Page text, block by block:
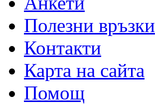
Полезни връзки
Контакти
Карта на сайта
Помощ